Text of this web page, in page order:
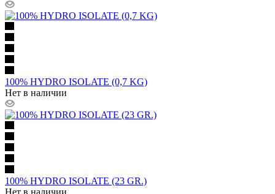
100% HYDRO ISOLATE (0,7 KG)
Нет в наличии
100% HYDRO ISOLATE (23 GR.)